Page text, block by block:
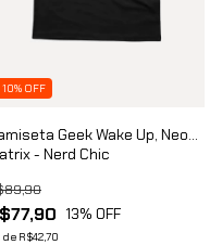
10% OFF
Geek Wake Up, Neo...
- Nerd Chic
13% OFF
de R$42,70